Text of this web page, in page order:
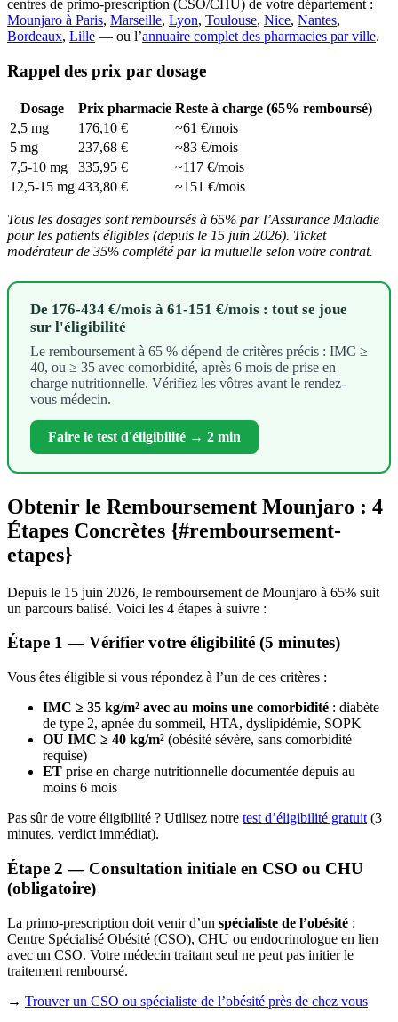
centres de primo-prescription (CSO/CHU) de votre département :
Mounjaro à Paris, Marseille, Lyon, Toulouse, Nice, Nantes,
Bordeaux, Lille — ou l’annuaire complet des pharmacies par ville.
Rappel des prix par dosage
Dosage Prix pharmacie Reste à charge (65% remboursé)
2,5 mg
176,10 €
~61 €/mois
5 mg
237,68 €
~83 €/mois
7,5-10 mg
335,95 €
~117 €/mois
12,5-15 mg 433,80 € ~151 €/mois
Tous les dosages sont remboursés à 65% par l’Assurance Maladie
pour les patients éligibles (depuis le 15 juin 2026). Ticket
modérateur de 35% complété par la mutuelle selon votre contrat.
De 176-434 €/mois à 61-151 €/mois : tout se joue
sur l'éligibilité
Le remboursement à 65 % dépend de critères précis : IMC ≥
40, ou ≥ 35 avec comorbidité, après 6 mois de prise en
charge nutritionnelle. Vérifiez les vôtres avant le rendez-
vous médecin.
Faire le test d'éligibilité → 2 min
Obtenir le Remboursement Mounjaro : 4
Étapes Concrètes {#remboursement-
etapes}
Depuis le 15 juin 2026, le remboursement de Mounjaro à 65% suit
un parcours balisé. Voici les 4 étapes à suivre :
Étape 1 — Vérifier votre éligibilité (5 minutes)
Vous êtes éligible si vous répondez à l’un de ces critères :
IMC ≥ 35 kg/m² avec au moins une comorbidité : diabète
de type 2, apnée du sommeil, HTA, dyslipidémie, SOPK
OU IMC ≥ 40 kg/m² (obésité sévère, sans comorbidité
requise)
ET prise en charge nutritionnelle documentée depuis au
moins 6 mois
Pas sûr de votre éligibilité ? Utilisez notre test d’éligibilité gratuit (3
minutes, verdict immédiat).
Étape 2 — Consultation initiale en CSO ou CHU
(obligatoire)
La primo-prescription doit venir d’un spécialiste de l’obésité :
Centre Spécialisé Obésité (CSO), CHU ou endocrinologue en lien
avec un CSO. Votre médecin traitant seul ne peut pas initier le
traitement remboursé.
→ Trouver un CSO ou spécialiste de l’obésité près de chez vous